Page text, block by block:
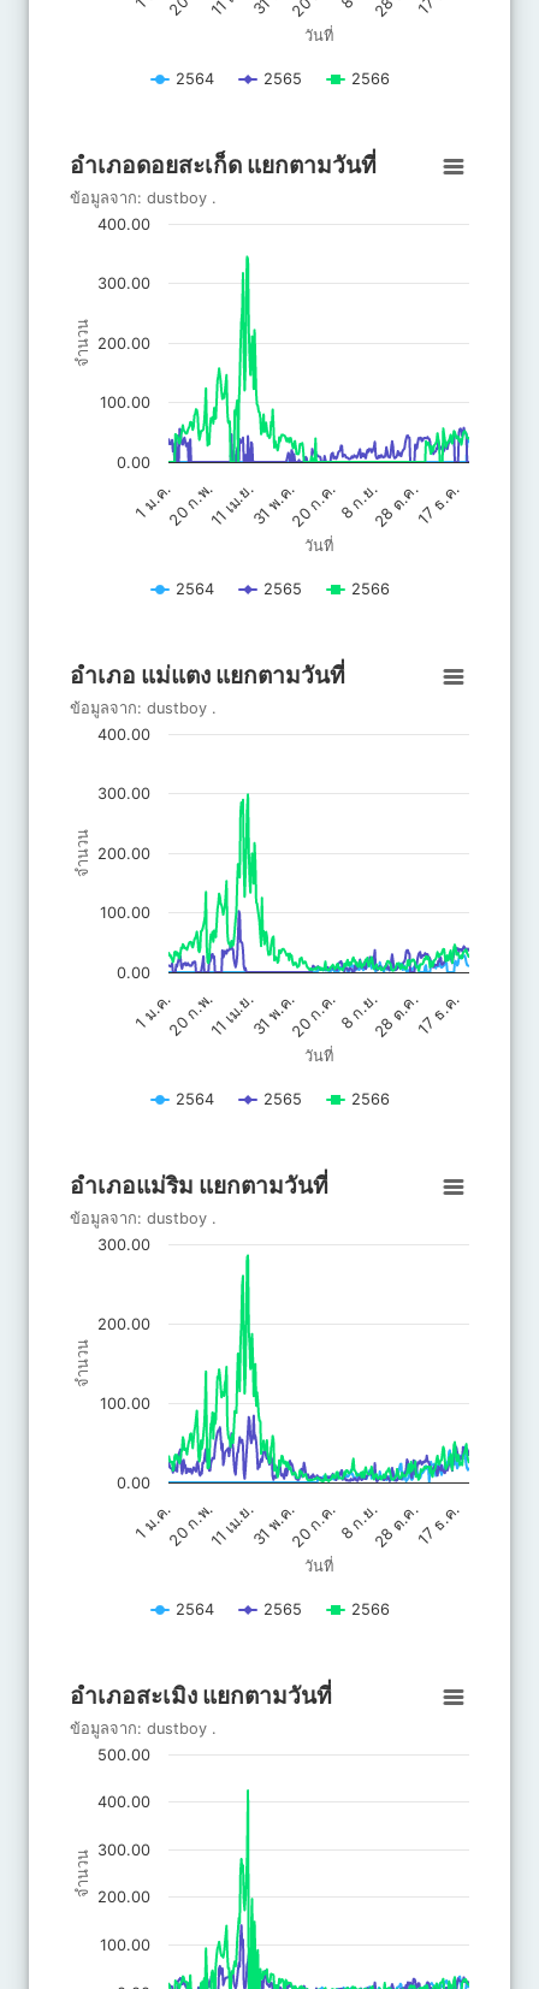
วันที่
2564 2565 2566
อำเภอดอยสะเก็ด แยกตามวันที่
Line chart with 3 lines.
ข้อมูลจาก: dustboy .
The chart has 1 Y axis displaying จำนวน. Data ranges from 0 to
วันที่
จำนวน
อำเภอดอยสะเก็ด แยกตามวันที่
ข้อมูลจาก: dustboy .
1 ม.ค. 20 ก.ค.
20 ก.พ.11 เม.ย.31 พ.ค. 8 ก.ย.28 ต.ค.17 ธ.ค.
0.00
100.00
200.00
300.00
400.00
2564 2565 2566
อำเภอ แม่แตง แยกตามวันที่
Line chart with 3 lines.
ข้อมูลจาก: dustboy .
วันที่
จำนวน
อำเภอ แม่แตง แยกตามวันที่
ข้อมูลจาก: dustboy .
1 ม.ค. 20 ก.ค.
20 ก.พ.11 เม.ย.31 พ.ค. 8 ก.ย.28 ต.ค.17 ธ.ค.
0.00
100.00
200.00
300.00
400.00
2564 2565 2566
อำเภอแม่ริม แยกตามวันที่
Line chart with 3 lines.
ข้อมูลจาก: dustboy .
The chart has 1 X axis displaying วันที่.
The chart has 1 Y axis displaying จำนวน. Data ranges from 0 to
วันที่
จำนวน
อำเภอแม่ริม แยกตามวันที่
ข้อมูลจาก: dustboy .
1 ม.ค. 20 ก.ค.
20 ก.พ.11 เม.ย.31 พ.ค. 8 ก.ย.28 ต.ค.17 ธ.ค.
0.00
100.00
200.00
300.00
2564 2565 2566
อำเภอสะเมิง แยกตามวันที่
Line chart with 3 lines.
ข้อมูลจาก: dustboy .
The chart has 1 Y axis displaying จำนวน. Data ranges from 0 to
จำนวน
อำเภอสะเมิง แยกตามวันที่
ข้อมูลจาก: dustboy .
100.00
200.00
300.00
400.00
500.00